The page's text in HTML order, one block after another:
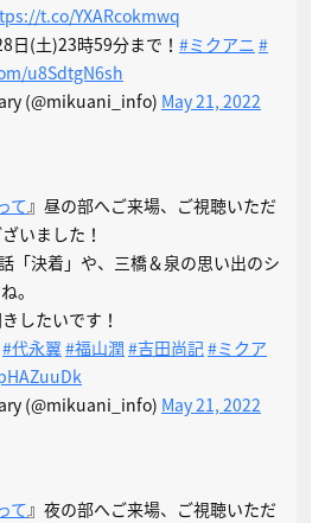
t.co/YXARcokmwq
日(土)23時59分まで！ #ミクアニ #
u8SdtgN6sh
(@mikuani_info) May 21, 2022
て 』昼の部へご来場、ご視聴いただ
いました！
「決着」や、三橋＆泉の思い出のシ
。
したいです！
#代永翼 #福山潤 #吉田尚記 #ミクア
(@mikuani_info) May 21, 2022
て 』夜の部へご来場、ご視聴いただ